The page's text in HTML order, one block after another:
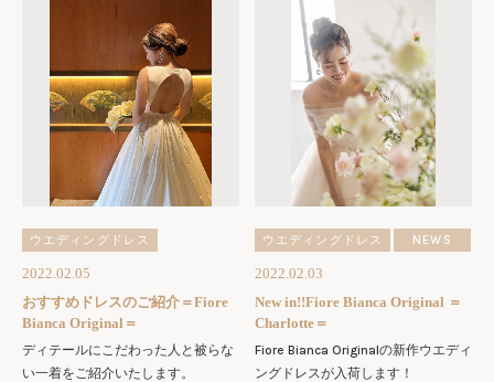
ウエディングドレス
2022.02.05
おすすめドレスのご紹介＝Fiore
Bianca Original＝
ディテールにこだわった人と被らな
い一着をご紹介いたします。
ウエディングドレス NEWS
2022.02.03
New in!!Fiore Bianca Original ＝
Charlotte＝
Fiore Bianca Originalの新作ウエディ
ングドレスが入荷します！